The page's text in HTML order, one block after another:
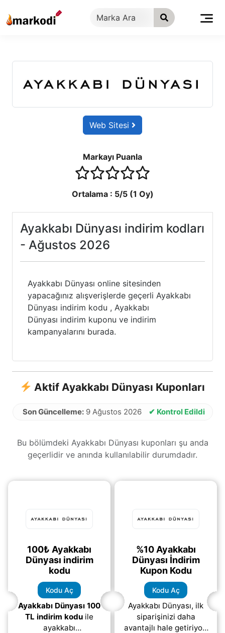
geç
Web Sitesi
Markayı Puanla
4 stars
3 stars
2 stars
1 stars
Ortalama : 5/5 (1 Oy)
Ayakkabı Dünyası indirim kodları
- Ağustos 2026
Ayakkabı Dünyası online sitesinden
yapacağınız alışverişlerde geçerli Ayakkabı
Dünyası indirim kodu , Ayakkabı
Dünyası indirim kuponu ve indirim
kampanyalarını burada.
Aktif Ayakkabı Dünyası Kuponları
Son Güncelleme:9 Ağustos 2026 ✔ Kontrol Edildi
Bu bölümdeki Ayakkabı Dünyası kuponları şu anda
geçerlidir ve anında kullanılabilir durumdadır.
100₺ Ayakkabı
Dünyası indirim
kodu
Kodu Aç
Ayakkabı Dünyası 100
TL indirim kodu ile
ayakkabı
%10 Ayakkabı
Dünyası İndirim
Kupon Kodu
Kodu Aç
Ayakkabı Dünyası, ilk
siparişinizi daha
avantajlı hale getiriyor!